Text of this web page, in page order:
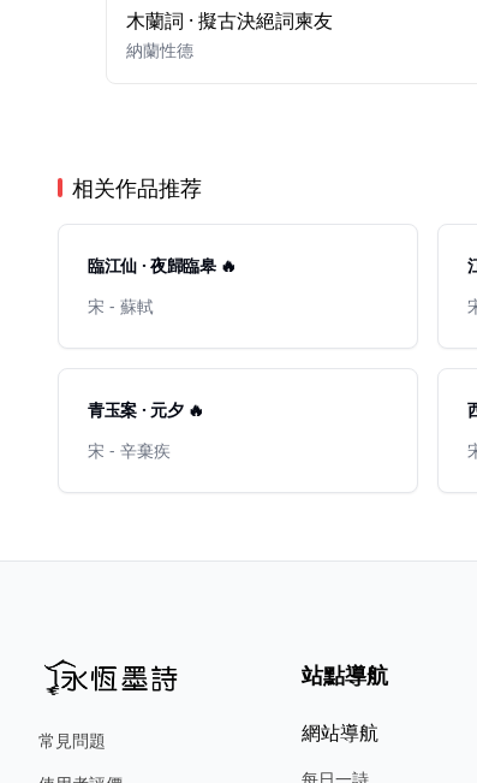
木蘭詞 · 擬古決絕詞柬友
納蘭性德
相关作品推荐
臨江仙 · 夜歸臨皋 🔥
宋 - 蘇軾
青玉案 · 元夕 🔥
宋 - 辛棄疾
常見問題
站點導航
網站導航